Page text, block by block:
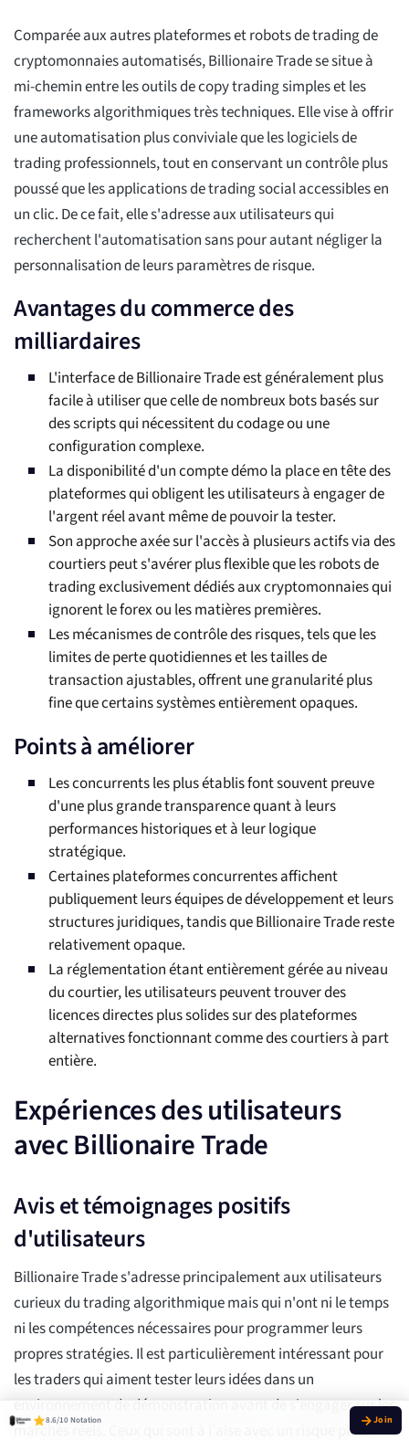
Comparée aux autres plateformes et robots de trading de
cryptomonnaies automatisés, Billionaire Trade se situe à
mi-chemin entre les outils de copy trading simples et les
frameworks algorithmiques très techniques. Elle vise à offrir
une automatisation plus conviviale que les logiciels de
trading professionnels, tout en conservant un contrôle plus
poussé que les applications de trading social accessibles en
un clic. De ce fait, elle s'adresse aux utilisateurs qui
recherchent l'automatisation sans pour autant négliger la
personnalisation de leurs paramètres de risque.
Avantages du commerce des
milliardaires
L'interface de Billionaire Trade est généralement plus
facile à utiliser que celle de nombreux bots basés sur
des scripts qui nécessitent du codage ou une
configuration complexe.
La disponibilité d'un compte démo la place en tête des
plateformes qui obligent les utilisateurs à engager de
l'argent réel avant même de pouvoir la tester.
Son approche axée sur l'accès à plusieurs actifs via des
courtiers peut s'avérer plus flexible que les robots de
trading exclusivement dédiés aux cryptomonnaies qui
ignorent le forex ou les matières premières.
Les mécanismes de contrôle des risques, tels que les
limites de perte quotidiennes et les tailles de
transaction ajustables, offrent une granularité plus
fine que certains systèmes entièrement opaques.
Points à améliorer
Les concurrents les plus établis font souvent preuve
d'une plus grande transparence quant à leurs
performances historiques et à leur logique
stratégique.
Certaines plateformes concurrentes affichent
publiquement leurs équipes de développement et leurs
structures juridiques, tandis que Billionaire Trade reste
relativement opaque.
La réglementation étant entièrement gérée au niveau
du courtier, les utilisateurs peuvent trouver des
licences directes plus solides sur des plateformes
alternatives fonctionnant comme des courtiers à part
entière.
Expériences des utilisateurs
avec Billionaire Trade
Avis et témoignages positifs
d'utilisateurs
Billionaire Trade s'adresse principalement aux utilisateurs
curieux du trading algorithmique mais qui n'ont ni le temps
ni les compétences nécessaires pour programmer leurs
propres stratégies. Il est particulièrement intéressant pour
les traders qui aiment tester leurs idées dans un
environnement de démonstration avant de s'engager sur les
marchés réels. Ceux qui sont à l'aise avec un risque plus
8.6/10 Notation